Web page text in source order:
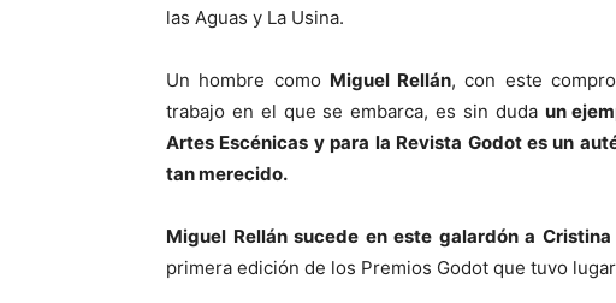
las Aguas y La Usina.
Un hombre como Miguel Rellán, con este
trabajo en el que se embarca, es sin duda un
Artes Escénicas y para la Revista Godot es un
tan merecido.
Miguel Rellán sucede en este galardón a Cristina
primera edición de los Premios Godot que tuvo